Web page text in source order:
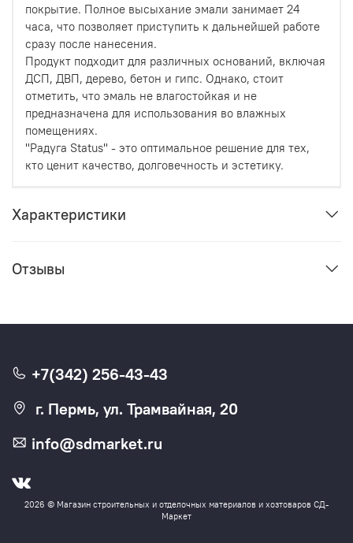
покрытие. Полное высыхание эмали занимает 24
часа, что позволяет приступить к дальнейшей работе
сразу после нанесения.
Продукт подходит для различных оснований, включая
ДСП, ДВП, дерево, бетон и гипс. Однако, стоит
отметить, что эмаль не влагостойкая и не
предназначена для использования во влажных
помещениях.
''Радуга Status'' - это оптимальное решение для тех,
кто ценит качество, долговечность и эстетику.
Характеристики
Отзывы
2026 © Магазин строительных и отделочных материалов и хозтоваров СД-
Маркет
+7(342) 256-43-43
г. Пермь, ул. Трамвайная, 20
info@sdmarket.ru